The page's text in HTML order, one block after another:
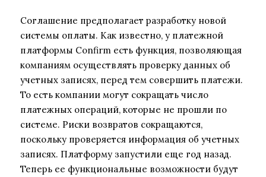
Соглашение предполагает разработку новой
системы оплаты. Как известно, у платежной
платформы Confirm есть функция, позволяющая
компаниям осуществлять проверку данных об
учетных записях, перед тем совершить платежи.
То есть компании могут сокращать число
платежных операций, которые не прошли по
системе. Риски возвратов сокращаются,
поскольку проверяется информация об учетных
записях. Платформу запустили еще год назад.
Теперь ее функциональные возможности будут